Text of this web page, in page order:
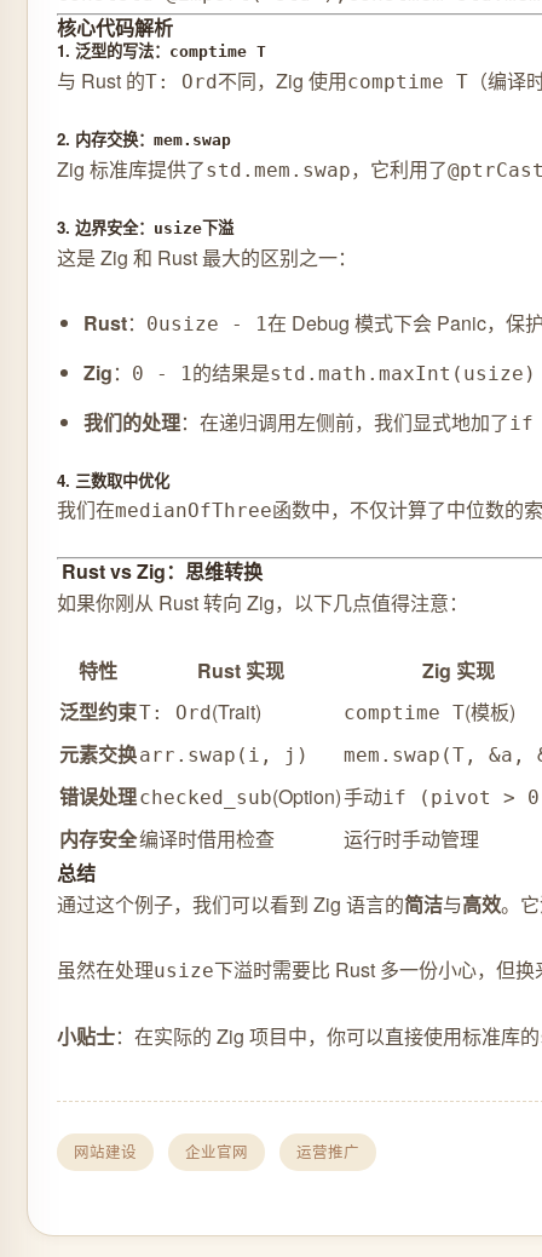
核心代码解析
1. 泛型的写法： comptime T
与 Rust 的T: Ord不同，Zig 使用comptime T （编
2. 内存交换： mem.swap
Zig 标准库提供了std.mem.swap，它利用了
3. 边界安全： usize下溢
这是 Zig 和 Rust 最大的区别之一：
Rust： 0usize - 1在 Debug 模式下会 Panic，保
Zig： 0 - 1的结果是std.math.maxInt(usize)
我们的处理：在递归调用左侧前，我们显式地加了if
4. 三数取中优化
我们在medianOfThree函数中，不仅计算了中位数的
️ Rust vs Zig：思维转换
如果你刚从 Rust 转向 Zig，以下几点值得注意：
特性 Rust 实现
Zig 实现
泛型约束T: Ord(Trait) comptime T(模板)
元素交换arr.swap(i, j) mem.swap(T, &a,
错误处理checked_sub(Option)手动if (pivot >
内存安全编译时借用检查
运行时手动管理
总结
通过这个例子，我们可以看到 Zig 语言的简洁与高效。
虽然在处理usize下溢时需要比 Rust 多一份小心，但
小贴士：在实际的 Zig 项目中，你可以直接使用标准库的
网站建设 企业官网 运营推广